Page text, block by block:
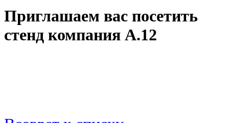
Приглашаем вас посетить
стенд компания А.12